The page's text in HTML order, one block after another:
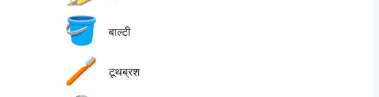
🪣 बाल्टी
🪥 टूथब्रश